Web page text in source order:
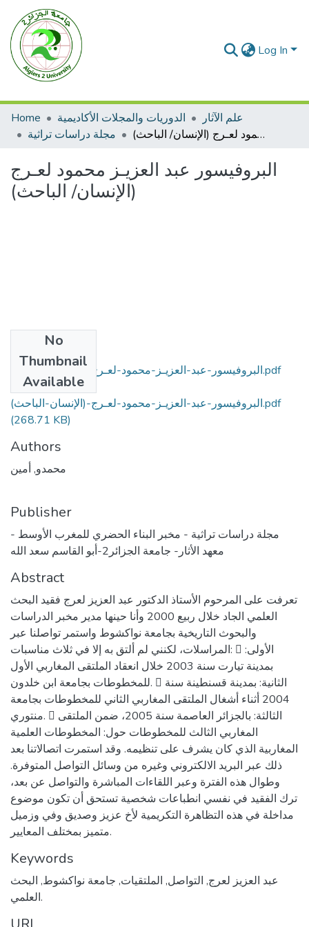
Log In
Home الدوريات والمجلات الأكاديمية
علم الآثار
مجلة دراسات تراثية
البروفيسور عبد العزيـز محمود لعـرج (الإنسان/ الباحث)
البروفيسور عبد العزيـز محمود لعـرج
(الإنسان/ الباحث)
No
Thumbnail
Available
البروفيسور-عبد-العزيـز-محمود-لعـرج-(الإنسان-الباحث).pdf
(268.71 KB)
البروفيسور-عبد-العزيـز-محمود-لعـرج-(الإنسان-الباحث).pdf
(268.71 KB)
Authors
محمدو, أمين
Publisher
مجلة دراسات تراثية - مخبر البناء الحضري للمغرب الأوسط -
معهد الأثار- جامعة الجزائر2-أبو القاسم سعد الله
Abstract
تعرفت على المرحوم الأستاذ الدكتور عبد العزيز لعرج فقيد البحث
العلمي الجاد خلال ربيع 2000 وأنا حينها مدير مخبر الدراسات
والبحوث التاريخية بجامعة نواكشوط واستمر تواصلنا عبر
المراسلات، لكنني لم ألتق به إلا في ثلاث مناسبات:  الأولى:
بمدينة تيارت سنة 2003 خلال انعقاد الملتقى المغاربي الأول
للمخطوطات بجامعة ابن خلدون.  الثانية: بمدينة قسنطينة سنة
2004 أثناء أشغال الملتقى المغاربي الثاني للمخطوطات بجامعة
منتوري.  الثالثة: بالجزائر العاصمة سنة 2005، ضمن الملتقى
المغاربي الثالث للمخطوطات حول: المخطوطات العلمية
المغاربية الذي كان يشرف على تنظيمه. وقد استمرت اتصالاتنا بعد
ذلك عبر البريد الالكتروني وغيره من وسائل التواصل المتوفرة.
وطوال هذه الفترة وعبر اللقاءات المباشرة والتواصل عن بعد،
ترك الفقيد في نفسي انطباعات شخصية تستحق أن تكون موضوع
مداخلة في هذه التظاهرة التكريمية لأخ عزيز وصديق وفي وزميل
متميز بمختلف المعايير.
Keywords
عبد العزيز لعرج, التواصل, الملتقيات, جامعة نواكشوط, البحث
العلمي.